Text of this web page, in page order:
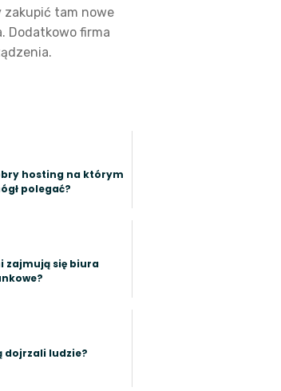
zakupić tam nowe
Dodatkowo firma
hosting na którym
polegać?
zajmują się biura
dojrzali ludzie?